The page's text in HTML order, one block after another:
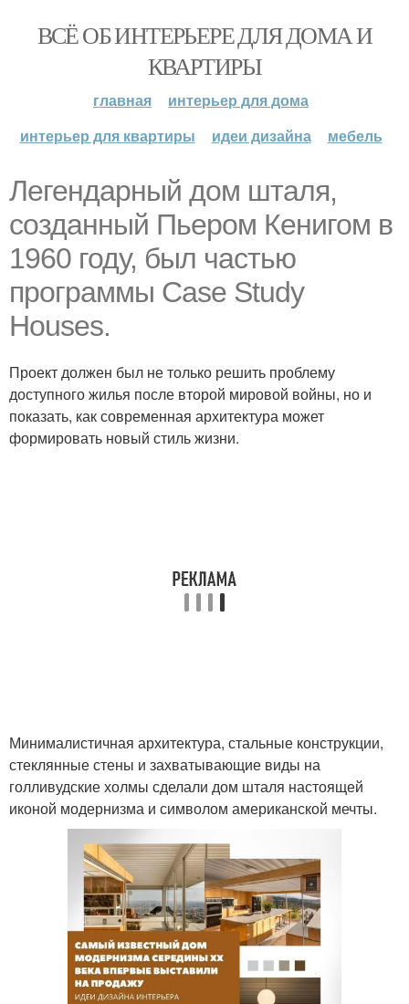
ВСЁ ОБ ИНТЕРЬЕРЕ ДЛЯ ДОМА И
КВАРТИРЫ
главная
интерьер для дома
интерьер для квартиры
идеи дизайна мебель
Легендарный дом шталя,
созданный Пьером Кенигом в
1960 году, был частью
программы Case Study
Houses.
Проект должен был не только решить проблему
доступного жилья после второй мировой войны, но и
показать, как современная архитектура может
формировать новый стиль жизни.
Минималистичная архитектура, стальные конструкции,
стеклянные стены и захватывающие виды на
голливудские холмы сделали дом шталя настоящей
иконой модернизма и символом американской мечты.